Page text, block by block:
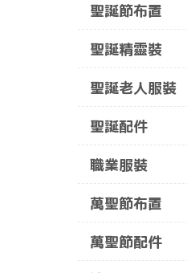
聖誕節布置
聖誕精靈裝
聖誕老人服裝
聖誕配件
職業服裝
萬聖節布置
萬聖節配件